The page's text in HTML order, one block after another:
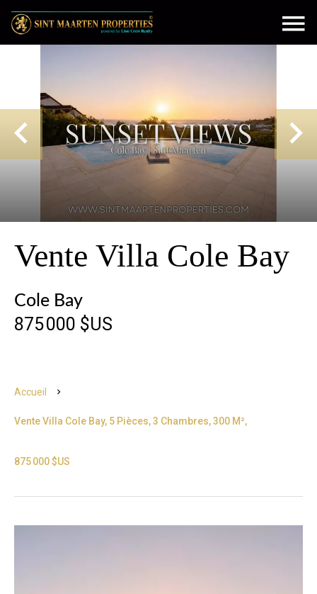
Vente Villa Cole Bay
Cole Bay
875 000 $US
Accueil
Vente Villa Cole Bay, 5 Pièces, 3 Chambres, 300 M²,
875 000 $US